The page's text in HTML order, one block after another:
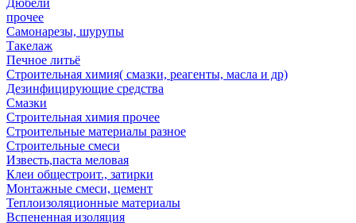
Дюбели
прочее
Самонарезы, шурупы
Такелаж
Печное литьё
Строительная химия( смазки, реагенты, масла и др)
Дезинфицирующие средства
Смазки
Строительная химия прочее
Строительные материалы разное
Строительные смеси
Известь,паста меловая
Клеи общестроит., затирки
Монтажные смеси, цемент
Теплоизоляционные материалы
Вспененная изоляция